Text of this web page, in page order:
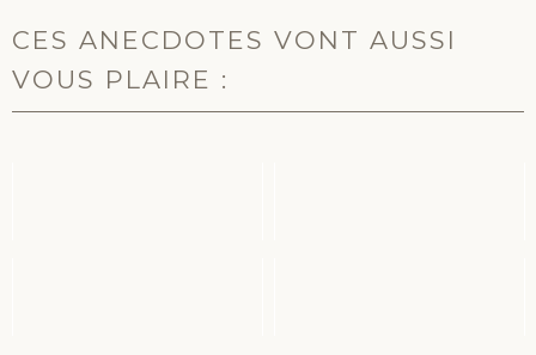
CES ANECDOTES VONT AUSSI
VOUS PLAIRE :